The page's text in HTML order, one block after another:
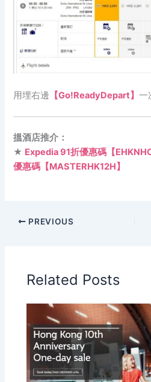
用埋右邊 【Go!ReadyDepart】一
搵酒店推介：
★ Expedia 91折優惠碼【
優惠碼【MASTERHK12H】
PREVIOUS
Related Posts